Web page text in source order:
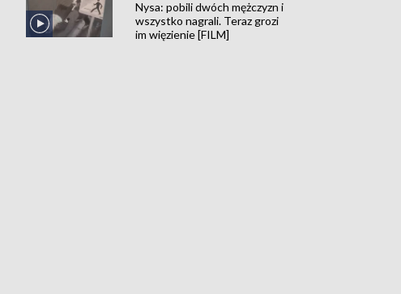
Nysa: pobili dwóch mężczyzn i
wszystko nagrali. Teraz grozi
im więzienie [FILM]